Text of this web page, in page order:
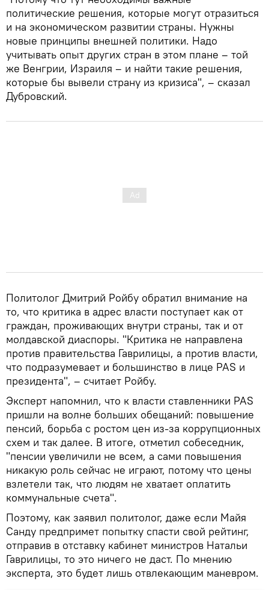
политические решения, которые могут отразиться
и на экономическом развитии страны. Нужны
новые принципы внешней политики. Надо
учитывать опыт других стран в этом плане – той
же Венгрии, Израиля – и найти такие решения,
которые бы вывели страну из кризиса", – сказал
Дубровский.
Политолог Дмитрий Ройбу обратил внимание на
то, что критика в адрес власти поступает как от
граждан, проживающих внутри страны, так и от
молдавской диаспоры. "Критика не направлена
против правительства Гаврилицы, а против власти,
что подразумевает и большинство в лице PAS и
президента", – считает Ройбу.
Эксперт напомнил, что к власти ставленники PAS
пришли на волне больших обещаний: повышение
пенсий, борьба с ростом цен из-за коррупционных
схем и так далее. В итоге, отметил собеседник,
"пенсии увеличили не всем, а сами повышения
никакую роль сейчас не играют, потому что цены
взлетели так, что людям не хватает оплатить
коммунальные счета".
Поэтому, как заявил политолог, даже если Майя
Санду предпримет попытку спасти свой рейтинг,
отправив в отставку кабинет министров Натальи
Гаврилицы, то это ничего не даст. По мнению
эксперта, это будет лишь отвлекающим маневром.